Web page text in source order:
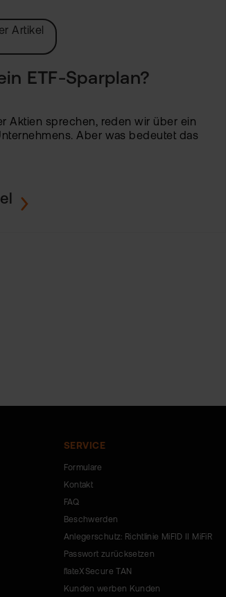
Artikel
ETF-Sparplan?
Aktien sprechen, reden wir über ein
Aber was bedeutet das
SERVICE
Formulare
Kontakt
FAQ
Beschwerden
Anlegerschutz: Richtlinie MiFID II MiFiR
Passwort zurücksetzen
flateXSecure TAN
Kunden werben Kunden